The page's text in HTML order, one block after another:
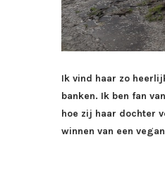
Ik vind haar zo
banken. Ik ben fan
hoe zij haar dochter
winnen van een